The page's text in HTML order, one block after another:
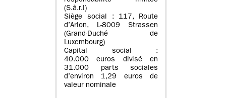
(S.à.r.l)
Siège social : 117, Route
d’Arlon, L-8009 Strassen
(Grand-Duché de
Luxembourg)
Capital social :
40.000 euros divisé en
31.000 parts sociales
d’environ 1,29 euros de
valeur nominale